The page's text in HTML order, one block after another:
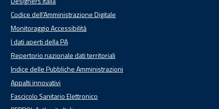
Codice dell'Amministrazione Digitale
Monitoraggio Accessibilità
I dati aperti della PA
Repertorio nazionale dati territoriali
Indice delle Pubbliche Amministrazioni
Appalti innovativi
Fascicolo Sanitario Elettronico